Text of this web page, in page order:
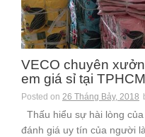
VECO chuyên
em giá sỉ tại TPHCM
Posted on 26 Tháng Bảy, 2018
Thấu hiểu sự hài lòng
đánh giá uy tín của người